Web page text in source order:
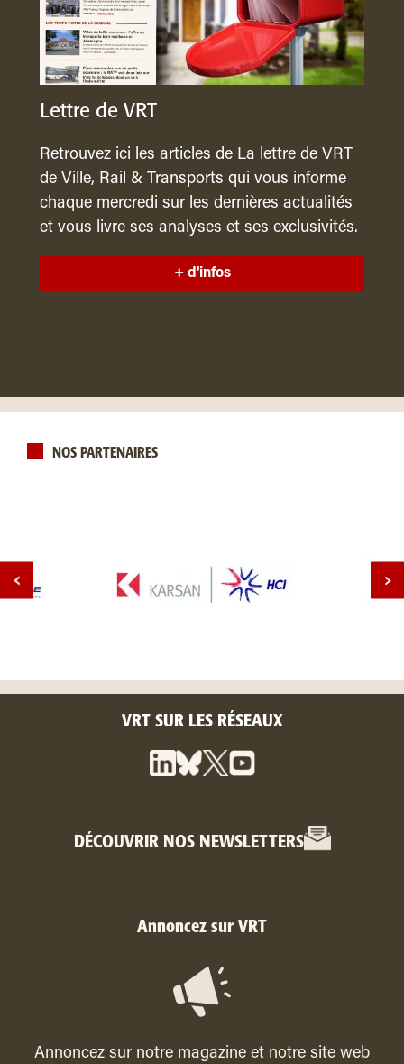
Lettre de VRT
Retrouvez ici les articles de La lettre de VRT
de Ville, Rail & Transports qui vous informe
chaque mercredi sur les dernières actualités
et vous livre ses analyses et ses exclusivités.
+ d'infos
NOS PARTENAIRES
VRT SUR LES RÉSEAUX
DÉCOUVRIR NOS NEWSLETTERS
Annoncez sur VRT
Annoncez sur notre magazine et notre site web